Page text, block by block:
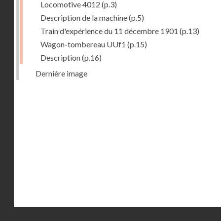
Locomotive 4012 (p.3)
Description de la machine(p.5)
Train d'expérience du 11 décembre 1901 (p.13)
Wagon-tombereau UUf1 (p.15)
Description(p.16)
Dernière image